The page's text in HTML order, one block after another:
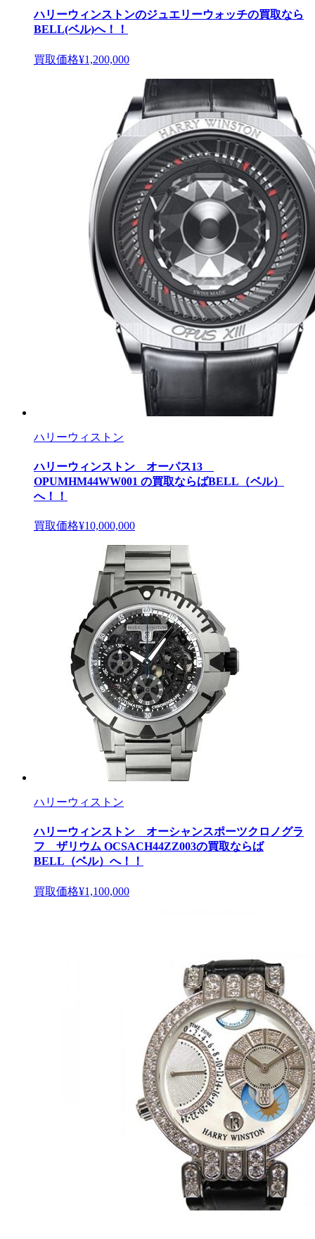
ハリーウィンストンのジュエリーウォッチの買取なら
BELL(ベル)へ！！
買取価格¥1,200,000
ハリーウィストン
ハリーウィンストン オーパス13
OPUMHM44WW001 の買取ならばBELL（ベル）
へ！！
買取価格¥10,000,000
ハリーウィストン
ハリーウィンストン オーシャンスポーツクロノグラ
フ ザリウム OCSACH44ZZ003の買取ならば
BELL（ベル）へ！！
買取価格¥1,100,000